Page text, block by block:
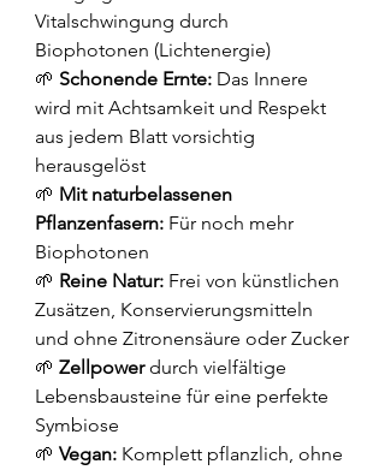
Vitalschwingung durch
Biophotonen (Lichtenergie)
🌱 Schonende Ernte: Das Innere
wird mit Achtsamkeit und Respekt
aus jedem Blatt vorsichtig
herausgelöst
🌱 Mit naturbelassenen
Pflanzenfasern: Für noch mehr
Biophotonen
🌱 Reine Natur: Frei von künstlichen
Zusätzen, Konservierungsmitteln
und ohne Zitronensäure oder Zucker
🌱 Zellpower durch vielfältige
Lebensbausteine für eine perfekte
Symbiose
🌱 Vegan: Komplett pflanzlich, ohne